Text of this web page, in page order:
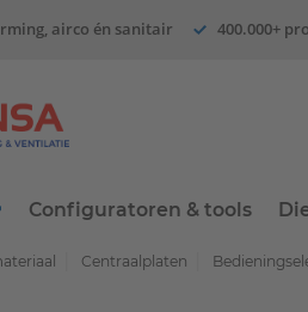
airco én sanitair 400.000+
Configuratoren & tools
Centraalplaten